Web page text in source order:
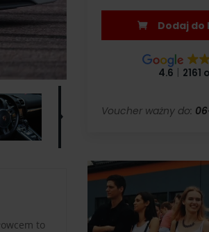
to
4.6 2161
Voucher ważny do: